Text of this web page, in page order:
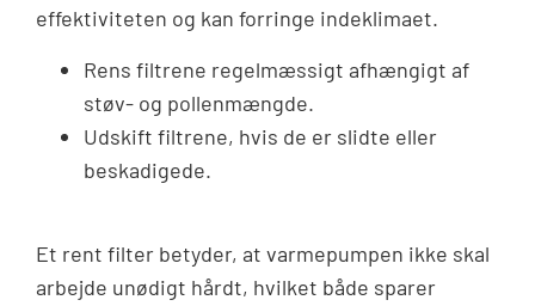
effektiviteten og kan forringe indeklimaet.
Rens filtrene regelmæssigt afhængigt af
støv- og pollenmængde.
Udskift filtrene, hvis de er slidte eller
beskadigede.
Et rent filter betyder, at varmepumpen ikke skal
arbejde unødigt hårdt, hvilket både sparer